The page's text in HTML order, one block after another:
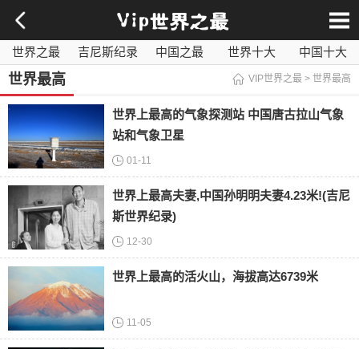
世界之最 吉尼斯纪录 中国之最 世界十大
中国十大
影视之最
社会百科 世界最毒
世界最高 VIP世界之最 > 世界最高
世界上最高的气象探测站 中国唐古拉山气象
站和气象卫星
01-11
世界上最高夫妻,中国孙明明夫妻4.23米!(吉尼
斯世界纪录)
12-30
世界上最高的活火山，海拔高达6739米
11-05